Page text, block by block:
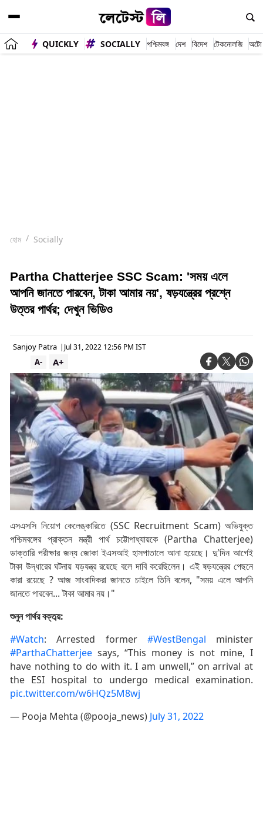
QUICKLY SOCIALLY পশ্চিমবঙ্গ দেশ বিদেশ টেকনোলজি অটো
হোম Socially
Partha Chatterjee SSC Scam: 'সময় এলে
আপনি জানতে পারবেন, টাকা আমার নয়', ষড়যন্ত্রের প্রশ্নে
উত্তর পার্থর; দেখুন ভিডিও
Sanjoy Patra | Jul 31, 2022 12:56 PM IST
A+
A-
এসএসসি নিয়োগ কেলেঙ্কারিতে (SSC Recruitment Scam) অভিযুক্ত
পশ্চিমবঙ্গের প্রাক্তন মন্ত্রী পার্থ চট্টোপাধ্যায়কে (Partha Chatterjee)
ডাক্তারি পরীক্ষার জন্য জোকা ইএসআই হাসপাতালে আনা হয়েছে। দু'দিন আগেই
টাকা উদ্ধারের ঘটনায় যড়যন্ত্র রয়েছে বলে দাবি করেছিলেন। এই ষড়যন্ত্রের পেছনে
কারা রয়েছে ? আজ সাংবাদিকরা জানতে চাইলে তিনি বলেন, "সময় এলে আপনি
জানতে পারবেন... টাকা আমার নয়।"
শুনুন পার্থর বক্তব্য়:
#Watch: Arrested former #WestBengal minister
#ParthaChatterjee says, “This money is not mine, I
have nothing to do with it. I am unwell,” on arrival at
the ESI hospital to undergo medical examination.
pic.twitter.com/w6HQz5M8wj
— Pooja Mehta (@pooja_news) July 31, 2022